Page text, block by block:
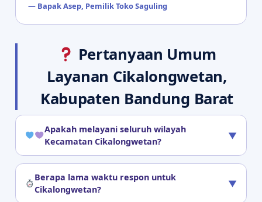
— Bapak Asep, Pemilik Toko Saguling
Pertanyaan Umum
Layanan Cikalongwetan,
Kabupaten Bandung Barat
Apakah melayani seluruh wilayah
Kecamatan Cikalongwetan?
▼
Berapa lama waktu respon untuk
Cikalongwetan?
▼